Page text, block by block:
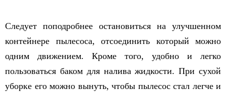
Следует поподробнее остановиться на улучшенном
контейнере пылесоса, отсоединить который можно
одним движением. Кроме того, удобно и легко
пользоваться баком для налива жидкости. При сухой
уборке его можно вынуть, чтобы пылесос стал легче и